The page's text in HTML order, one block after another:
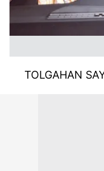
TOLGAHAN